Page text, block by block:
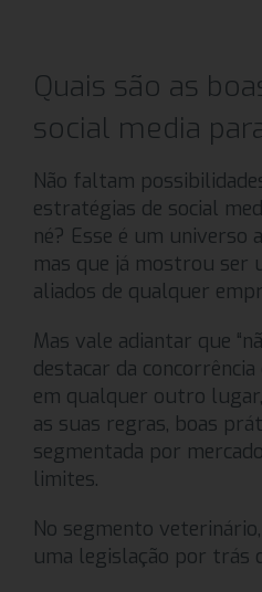
Quais são as
social media
Não faltam
estratégias de social
né? Esse é um universo
mas que já mostrou ser
aliados de qualquer
Mas vale adiantar que
destacar da
em qualquer outro
as suas regras, boas
segmentada por
limites.
No segmento
uma legislação por trás